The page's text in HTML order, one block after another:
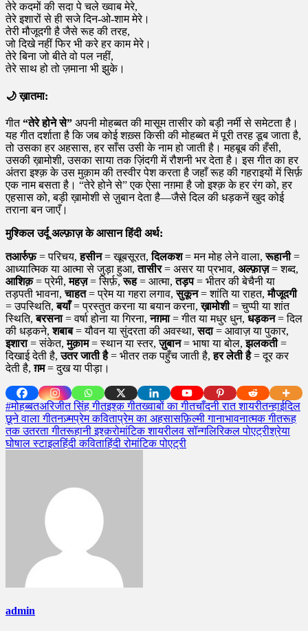
तेरे कदमों की सदा पे चले ख्वाब मेरे,
तेरे इशारों से ही सजे दिन-ओ-शाम मेरे।
तेरी मौजूदगी है जैसे रूह की तरह,
जो दिखे नहीं फिर भी करे हर काम मेरे।
तेरे बिना जो बीते वो पल नहीं,
तेरे साथ हो तो ज़माना भी झुके।
🌙ख़ातमा:
गीत“तेरे होने से” अपनी मोहब्बत की मासूम तासीर को बड़ी नर्मी से समेटता है।
यह गीत दर्शाता है कि जब कोई शख़्स किसी की मोहब्बत में पूरी तरह डूब जाता है,
तो उसका हर अहसास, हर साँस उसी के नाम हो जाती है। महबूब की हँसी,
उसकी ख़ामोशी, उसका साया तक ज़िंदगी में रौशनी भर देता है। इस गीत का हर
अंतरा इश्क़ के उस मुक़ाम की तस्वीर पेश करता है जहाँ रूह की गहराइयों में सिर्फ़
एक नाम बसता है। “तेरे होने से” एक ऐसा नग़मा है जो इश्क़ के हर रंग को, हर
एहसास को, बड़ी ख़ामोशी से ज़ुबान देता है—जैसे दिल की धड़कनें खुद कोई
तराना बन जाएँ।
मुश्किल उर्दू अल्फ़ाज़ के आसान हिंदी अर्थ:
तआर्रुफ़= परिचय,हसीन= खूबसूरत,दिलकश= मन मोह लेने वाला,रूहानी=
आध्यात्मिक या आत्मा से जुड़ा हुआ,तासीर= असर या प्रभाव, अल्फ़ाज़= शब्द,
आशिक़= प्रेमी,महज़= सिर्फ़,रूह= आत्मा,तड़प= भीतर की बेचैनी या
तड़पती भावना,चाहत= प्रेम या गहरा लगाव,सुकून= शांति या राहत,मौजूदगी
= उपस्थिति,बयाँ= प्रस्तुत करना या बयान करना,ख़ामोशी= चुप्पी या शांत
स्थिति,बरसना= वर्षा होना या गिरना,नग़मा= गीत या मधुर धुन, धड़कन= दिल
की धड़कने,शबाब= यौवन या सुंदरता की अवस्था,सदा= आवाज़ या पुकार,
इशारा= संकेत,मुक़ाम= स्थान या स्तर,ज़ुबान= भाषा या बोल,झलकती=
दिखाई देती है,उतर जाती है= भीतर तक पहुँच जाती है,हर लेती है= दूर कर
देती है,ग़म= दुख या पीड़ा।
#मोहब्बतअरिजीत सिंह गीतइश्क़ गीतख्वाबों का गीतचाँदनी रात शायरीतन्हाईदिल
छूने वाला गीतनज़्मप्रेम कविताप्रेम का अहसासफ़िल्मी गानाभावनात्मक गीतरूह
तक उतरता गीतरूहानी इश्क़रोमांटिक शायरीलव सॉन्गलिरिकल पोएट्रीश्रेया
घोषाल स्टाइलहिंदी कविताहिंदी रोमांटिक पोएट्री
admin